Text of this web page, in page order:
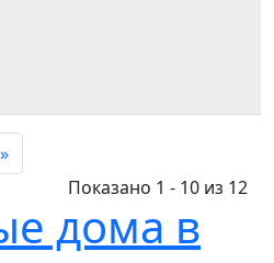
»
Показано 1 - 10 из 12
дома в